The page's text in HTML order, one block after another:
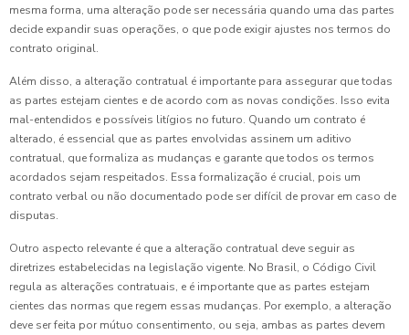
mesma forma, uma alteração pode ser necessária quando uma das partes
decide expandir suas operações, o que pode exigir ajustes nos termos do
contrato original.
Além disso, a alteração contratual é importante para assegurar que todas
as partes estejam cientes e de acordo com as novas condições. Isso evita
mal-entendidos e possíveis litígios no futuro. Quando um contrato é
alterado, é essencial que as partes envolvidas assinem um aditivo
contratual, que formaliza as mudanças e garante que todos os termos
acordados sejam respeitados. Essa formalização é crucial, pois um
contrato verbal ou não documentado pode ser difícil de provar em caso de
disputas.
Outro aspecto relevante é que a alteração contratual deve seguir as
diretrizes estabelecidas na legislação vigente. No Brasil, o Código Civil
regula as alterações contratuais, e é importante que as partes estejam
cientes das normas que regem essas mudanças. Por exemplo, a alteração
deve ser feita por mútuo consentimento, ou seja, ambas as partes devem